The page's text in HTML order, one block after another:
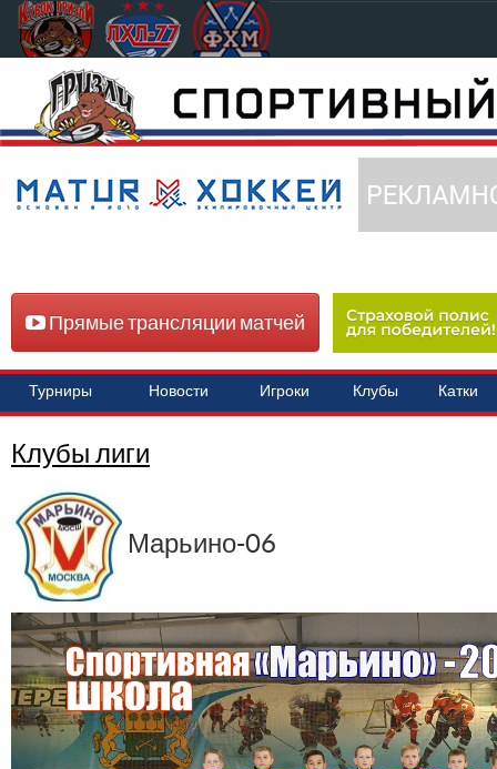
Прямые трансляции матчей
Турниры Новости Игроки Клубы Катки
Клубы лиги
Марьино-06